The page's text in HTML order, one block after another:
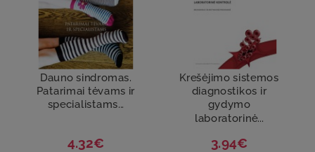
Dauno sindromas.
Patarimai tėvams ir
specialistams...
4.32€
Krešėjimo sistemos
diagnostikos ir
gydymo
laboratorinė...
3.94€